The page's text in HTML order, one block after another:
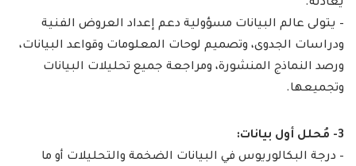
يعادله.
– يتولى عالم البيانات مسؤولية دعم إعداد العروض الفنية
ودراسات الجدوى، وتصميم لوحات المعلومات وقواعد البيانات،
ورصد النماذج المنشورة، ومراجعة جميع تحليلات البيانات
وتجميعها.
3- مُحلل أول بيانات:
– درجة البكالوريوس في البيانات الضخمة والتحليلات أو ما